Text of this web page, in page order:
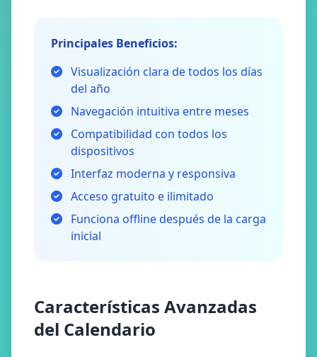
Principales Beneficios:
Visualización clara de todos los días
del año
Navegación intuitiva entre meses
Compatibilidad con todos los
dispositivos
Interfaz moderna y responsiva
Acceso gratuito e ilimitado
Funciona offline después de la carga
inicial
Características Avanzadas
del Calendario